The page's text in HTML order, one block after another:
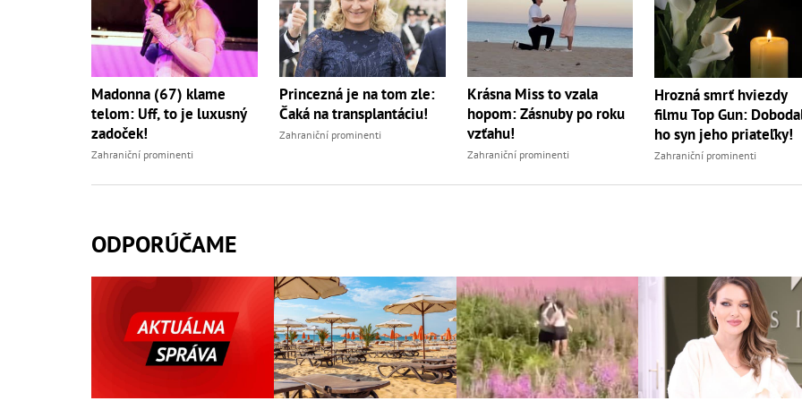
Madonna (67) klame
telom: Uff, to je luxusný
zadoček!
Zahraniční prominenti
Princezná je na tom zle:
Čaká na transplantáciu!
Zahraniční prominenti
Krásna Miss to vzala
hopom: Zásnuby po roku
vzťahu!
Zahraniční prominenti
Hrozná smrť hviezdy
filmu Top Gun:
ho syn jeho priateľky!
Zahraniční prominenti
ODPORÚČAME